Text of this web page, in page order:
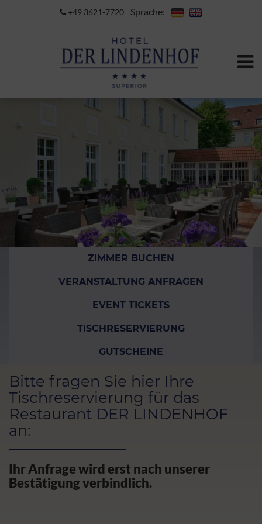
+49 3621-7720 Sprache:
ZIMMER BUCHEN
VERANSTALTUNG ANFRAGEN
EVENT TICKETS
TISCHRESERVIERUNG
GUTSCHEINE
Bitte fragen Sie hier Ihre
Tischreservierung für das
Restaurant DER LINDENHOF
an:
Ihr Anfrage wird erst nach unserer
Bestätigung verbindlich.